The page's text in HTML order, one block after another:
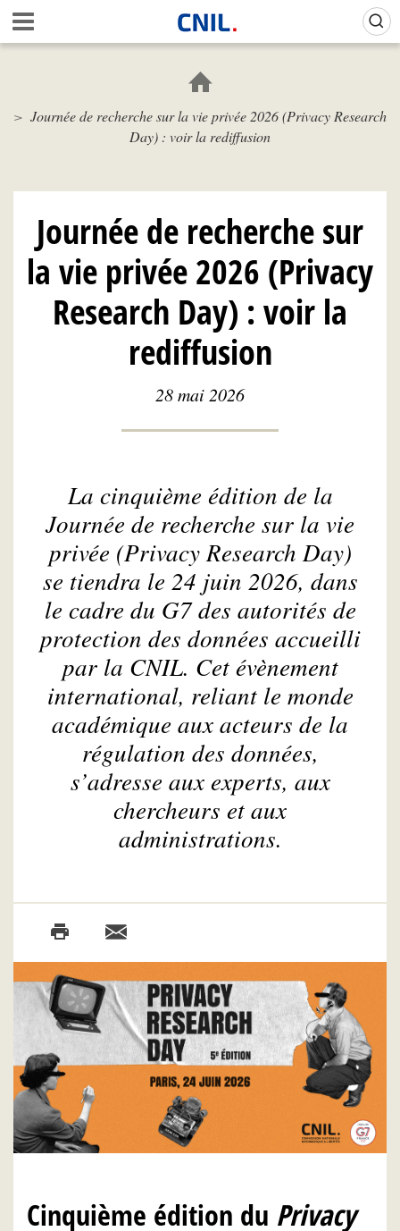
Aller
au
contenu
c
i
l
N
L
Journée de recherche sur la vie privée 2026 (Privacy Research
Day) : voir la rediffusion
Journée de recherche sur
la vie privée 2026 (Privacy
Research Day) : voir la
rediffusion
28 mai 2026
La cinquième édition de la
Journée de recherche sur la vie
privée (Privacy Research Day)
se tiendra le 24 juin 2026, dans
le cadre du G7 des autorités de
protection des données accueilli
par la CNIL. Cet évènement
international, reliant le monde
académique aux acteurs de la
régulation des données,
s’adresse aux experts, aux
chercheurs et aux
administrations.
Cinquième édition du Privacy
Gestion de vos préférences sur les cookies (témoins de connexion)